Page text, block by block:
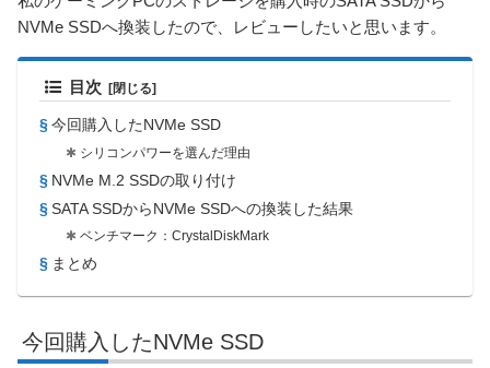
NVMe SSDへ換装したので、レビューしたいと思います。
目次
今回購入したNVMe SSD
シリコンパワーを選んだ理由
NVMe M.2 SSDの取り付け
SATA SSDからNVMe SSDへの換装した結果
ベンチマーク：CrystalDiskMark
まとめ
今回購入したNVMe SSD